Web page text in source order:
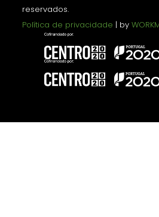
reservados.
Política de privacidade | by